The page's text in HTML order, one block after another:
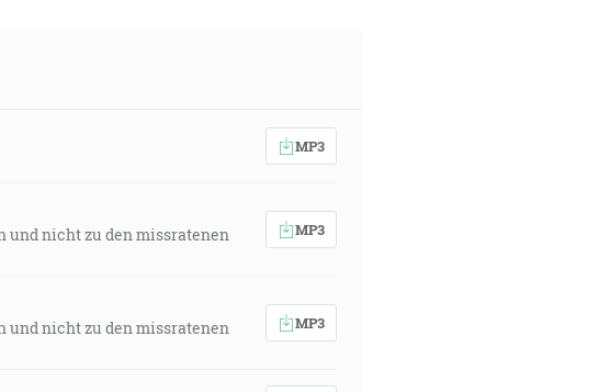
MP3
und nicht zu den missratenen
MP3
und nicht zu den missratenen
MP3